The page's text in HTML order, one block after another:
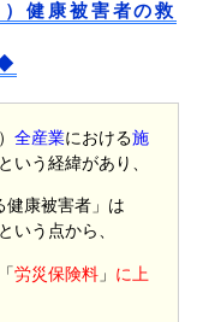
健康被害者の救
）全産業における施
という経緯があり、
健康被害者」は
いう点から、
労災保険料 」 に上